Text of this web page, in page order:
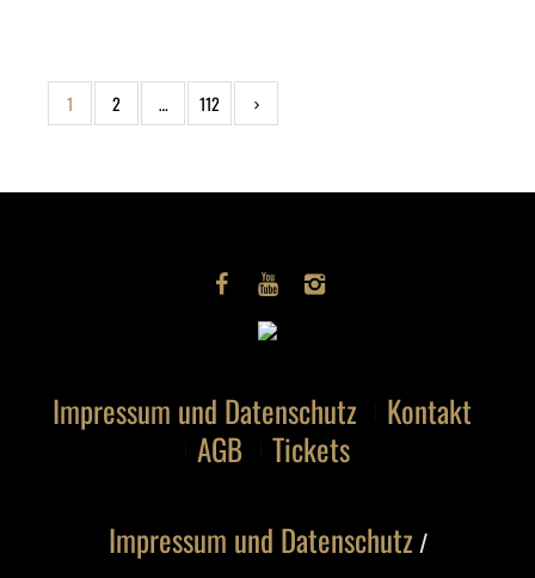
1 2 … 112
Impressum und Datenschutz
Kontakt
AGB
Tickets
Impressum und Datenschutz /